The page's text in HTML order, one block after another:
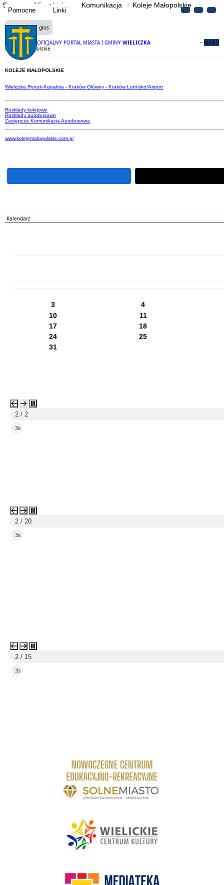
Pomocne Linki
OFICJALNY PORTAL MIASTA I GMINY WIELICZKA MENU
Strona Mieszkańcy Komunikacja Koleje Małopolskie
Czytaj na głos
Koleje Małopolskie
KOLEJE MAŁOPOLSKIE
Wieliczka Rynek-Kopalnia - Kraków Główny - Kraków Lotnisko/Airport
Rozkłady kolejowe
Rozkłady autobusowe
Zastępcza Komunikacja Autobusowa
www.kolejemalopolskie.com.pl
Kalendarz
3
4
10
11
17
18
24
25
31
2 / 2
2s
2 / 20
2s
2 / 15
2s
link do strony Centrum Edukacyjno Rekreacyjne